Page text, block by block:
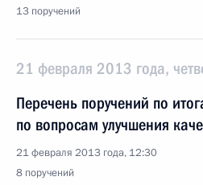
13 поручений
21 февраля 2013 года,
Перечень поручений по
по вопросам улучшения
21 февраля 2013 года, 12:30
8 поручений